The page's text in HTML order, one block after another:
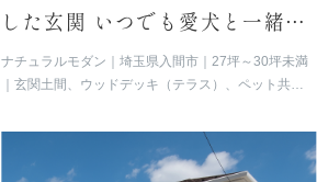
した玄関 いつでも愛犬と一緒に
快適に暮らす住まい
ナチュラルモダン 埼玉県入間市
27坪～30坪未満
玄関土間、ウッドデッキ（テラス）、ペット共